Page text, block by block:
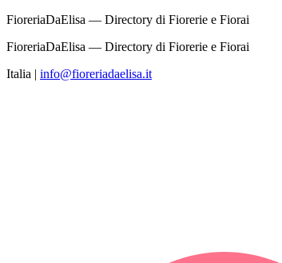
FioreriaDaElisa — Directory di Fiorerie e Fiorai
FioreriaDaElisa — Directory di Fiorerie e Fiorai
Italia | info@fioreriadaelisa.it